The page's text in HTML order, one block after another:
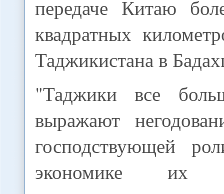
передаче Китаю
квадратных
Таджикистана в
"Таджики все
выражают
господствующей
экономике